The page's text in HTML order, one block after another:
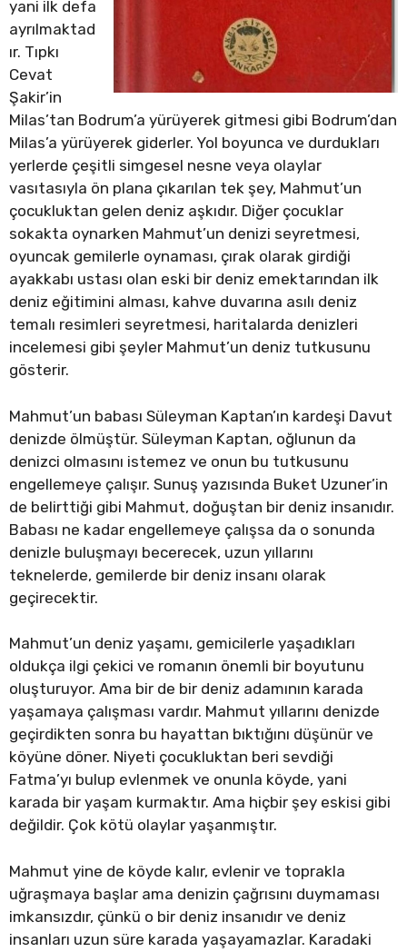
yani ilk defa
ayrılmaktad
ır. Tıpkı
Cevat
Şakir’in
Milas’tan Bodrum’a yürüyerek gitmesi gibi Bodrum’dan
Milas’a yürüyerek giderler. Yol boyunca ve durdukları
yerlerde çeşitli simgesel nesne veya olaylar
vasıtasıyla ön plana çıkarılan tek şey, Mahmut’un
çocukluktan gelen deniz aşkıdır. Diğer çocuklar
sokakta oynarken Mahmut’un denizi seyretmesi,
oyuncak gemilerle oynaması, çırak olarak girdiği
ayakkabı ustası olan eski bir deniz emektarından ilk
deniz eğitimini alması, kahve duvarına asılı deniz
temalı resimleri seyretmesi, haritalarda denizleri
incelemesi gibi şeyler Mahmut’un deniz tutkusunu
gösterir.
Mahmut’un babası Süleyman Kaptan’ın kardeşi Davut
denizde ölmüştür. Süleyman Kaptan, oğlunun da
denizci olmasını istemez ve onun bu tutkusunu
engellemeye çalışır. Sunuş yazısında Buket Uzuner’in
de belirttiği gibi Mahmut, doğuştan bir deniz insanıdır.
Babası ne kadar engellemeye çalışsa da o sonunda
denizle buluşmayı becerecek, uzun yıllarını
teknelerde, gemilerde bir deniz insanı olarak
geçirecektir.
Mahmut’un deniz yaşamı, gemicilerle yaşadıkları
oldukça ilgi çekici ve romanın önemli bir boyutunu
oluşturuyor. Ama bir de bir deniz adamının karada
yaşamaya çalışması vardır. Mahmut yıllarını denizde
geçirdikten sonra bu hayattan bıktığını düşünür ve
köyüne döner. Niyeti çocukluktan beri sevdiği
Fatma’yı bulup evlenmek ve onunla köyde, yani
karada bir yaşam kurmaktır. Ama hiçbir şey eskisi gibi
değildir. Çok kötü olaylar yaşanmıştır.
Mahmut yine de köyde kalır, evlenir ve toprakla
uğraşmaya başlar ama denizin çağrısını duymaması
imkansızdır, çünkü o bir deniz insanıdır ve deniz
insanları uzun süre karada yaşayamazlar. Karadaki